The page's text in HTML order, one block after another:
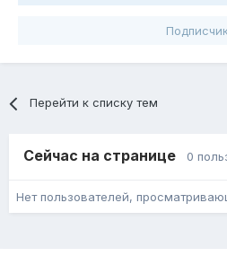
Перейти к списку тем
Сейчас на странице 0
Нет пользователей,